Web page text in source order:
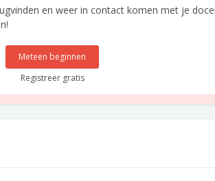
en weer in contact komen met je
Meteen beginnen
Registreer gratis